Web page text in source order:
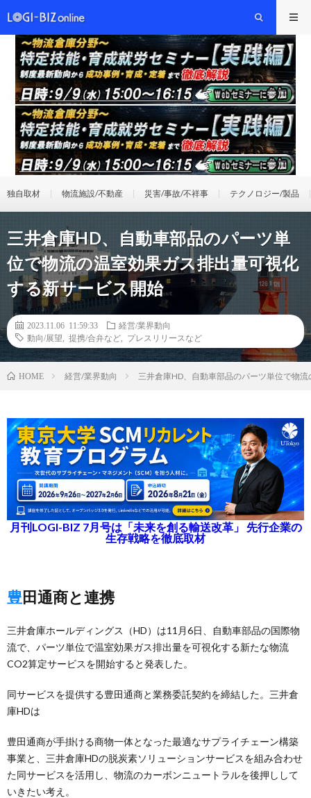
独自取材 物流施設/不動産 災害/事故/不祥事 テクノロジー/製品
三井倉庫HD、自動車部品のパーツ単
位で物流の温室効果ガス排出量可視化
する新サービス開始
2023.11.06 11:59:33
経営/業界動向
動向/展望
提携/合弁など プレスリリースなど
HOME 経営/業界動向 三井倉庫HD、自動車部品のパーツ単位で物
月刊LOGI-BIZ 7月号は「未来を創る輸送改革」 先行企業の
生存戦略を徹底取材
豊田通商と連携
三井倉庫ホールディングス（HD）は11月6日、自動車部品の国際物
流で、パーツ単位で温室効果ガス排出量を可視化する新たな物流
CO2算定サービスを開始すると発表した。
同サービスを提供する豊田通商と業務委託契約を締結した。三井倉
庫HDは
豊田通商が手掛ける商物一体となった最適なサプライチェーン構築
事業と、三井倉庫HDの脱炭素ソリューションサービスを組み合わせ
た同サービスを活用し、物流のカーボンニュートラルを後押しして
いきたい考え。